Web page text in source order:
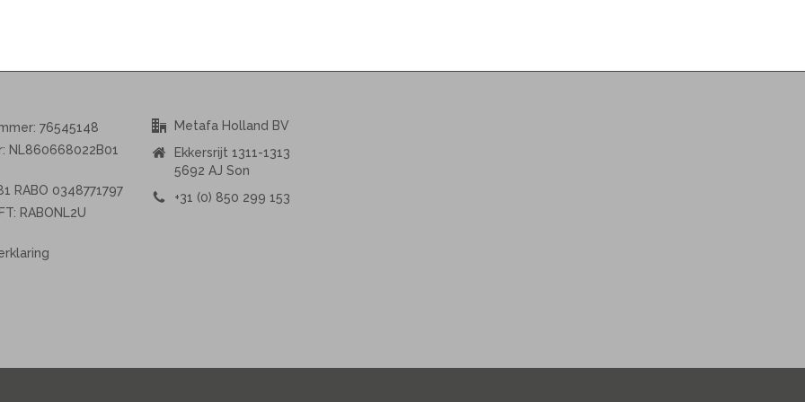
76545148
NL860668022B01
RABO 0348771797
RABONL2U
Metafa Holland BV
Ekkersrijt 1311-1313
5692 AJ Son
+31 (0) 850 299 153